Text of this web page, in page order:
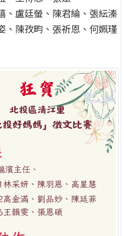
、盧廷螢、陳君綸、張紜溱
、陳孜畇、張祈恩、何姵瑾